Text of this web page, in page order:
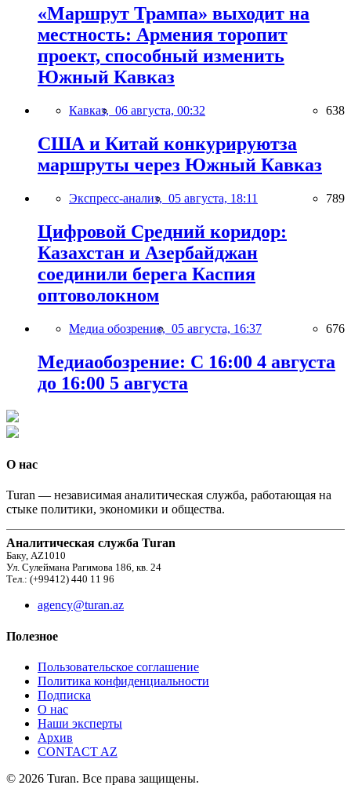
«Маршрут Трампа» выходит на
местность: Армения торопит
проект, способный изменить
Южный Кавказ
Кавказ, 06 августа, 00:32 638
США и Китай конкурируютза
маршруты через Южный Кавказ
Экспресс-анализ, 05 августа, 18:11 789
Цифровой Средний коридор:
Казахстан и Азербайджан
соединили берега Каспия
оптоволокном
Медиа обозрение, 05 августа, 16:37 676
Медиаобозрение: С 16:00 4 августа
до 16:00 5 августа
О нас
Turan — независимая аналитическая служба, работающая на
стыке политики, экономики и общества.
Аналитическая служба Turan
Баку, AZ1010
Ул. Сулеймана Рагимова 186, кв. 24
Тел.: (+99412) 440 11 96
agency@turan.az
Полезное
Пользовательское соглашение
Политика конфиденциальности
Подписка
О нас
Наши эксперты
Архив
CONTACT AZ
© 2026 Turan. Все права защищены.